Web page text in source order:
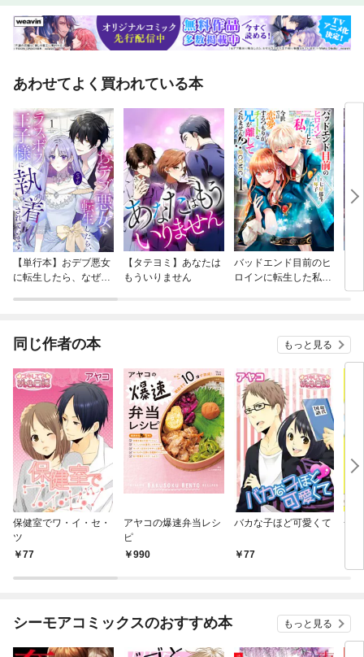
あわせてよく買われている本
【単行本】おデブ悪女
に転生したら、なぜか
【タテヨミ】あなたは
もういりません
バッドエンド目前のヒ
ロインに転生した私、
同じ作者の本 もっと見る
保健室でワ・イ・セ・
ツ
77
アヤコの爆速弁当レシ
ピ
990
バカな子ほど可愛くて
77
一
シーモアコミックスのおすすめ本 もっと見る